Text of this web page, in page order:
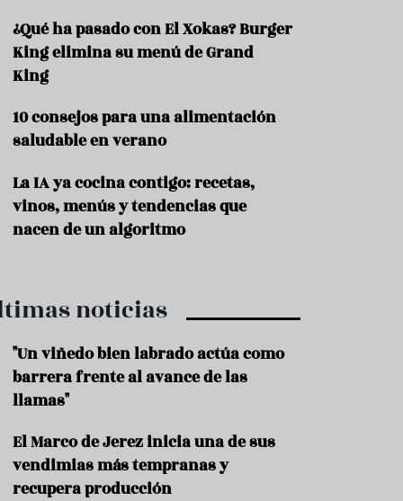
S
u
d
o
d
n
¿Qué ha pasado con El Xokas? Burger
King elimina su menú de Grand
King
10 consejos para una alimentación
saludable en verano
La IA ya cocina contigo: recetas,
vinos, menús y tendencias que
nacen de un algoritmo
noticias
"Un viñedo bien labrado actúa como
barrera frente al avance de las
llamas"
El Marco de Jerez inicia una de sus
vendimias más tempranas y
recupera producción